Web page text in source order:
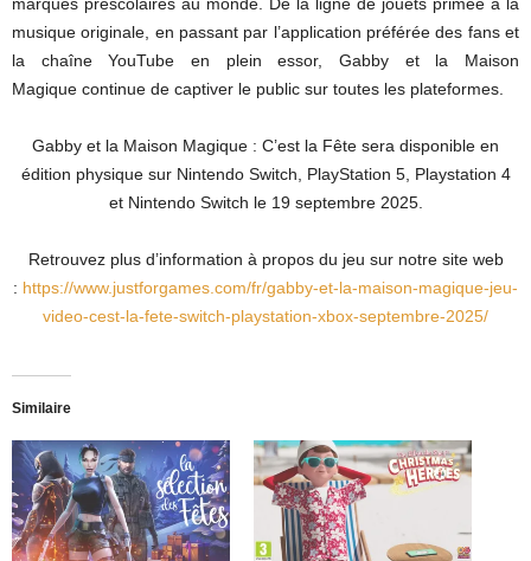
musique originale, en passant par l’application préférée des fans et
la chaîne YouTube en plein essor, Gabby et la Maison
Magique continue de captiver le public sur toutes les plateformes.
Gabby et la Maison Magique : C’est la Fête sera disponible en
édition physique sur Nintendo Switch, PlayStation 5, Playstation 4
et Nintendo Switch le 19 septembre 2025.
Retrouvez plus d’information à propos du jeu sur notre site web
: https://www.justforgames.com/fr/gabby-et-la-maison-magique-jeu-
video-cest-la-fete-switch-playstation-xbox-septembre-2025/
Similaire